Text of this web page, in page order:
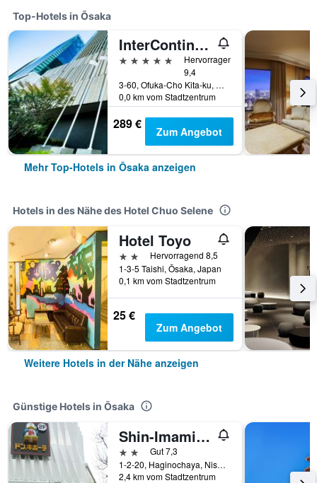
Top-Hotels in Ōsaka
InterContinental Osaka by IHG
5 Sterne
Hervorragend
9,4
3-60, Ofuka-Cho Kita-ku, Ōsaka, Japan
0,0 km vom Stadtzentrum
289 € Zum Angebot
Mehr Top-Hotels in Ōsaka anzeigen
Hotels in des Nähe des Hotel Chuo Selene
Hotel Toyo
2 SterneHervorragend 8,5
1-3-5 Taishi, Ōsaka, Japan
0,1 km vom Stadtzentrum
25 €
Zum Angebot
Weitere Hotels in der Nähe anzeigen
Günstige Hotels in Ōsaka
Shin-Imamiya Hotel
2 SterneGut 7,3
1-2-20, Haginochaya, Nishinari, Ōsaka, Japan
2,4 km vom Stadtzentrum